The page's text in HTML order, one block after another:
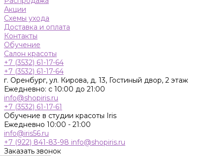
Акции
Схемы ухода
Доставка и оплата
Контакты
Обучение
Салон красоты
+7 (3532) 61-17-64
+7 (3532) 61-17-64
г. Оренбург, ул. Кирова, д. 13, Гостиный двор, 2 этаж
Ежедневно: с 10:00 до 21:00
info@shopiris.ru
+7 (3532) 61-17-61
Обучение в студии красоты Iris
Ежедневно 10:00 - 21:00
info@iris56.ru
+7 (922) 841-83-98 info@shopiris.ru
Заказать звонок